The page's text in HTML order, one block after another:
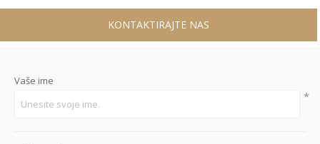
KONTAKTIRAJTE NAS
Vaše ime
*